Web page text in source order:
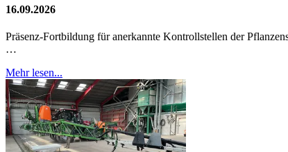
16.09.2026
Präsenz-Fortbildung für anerkannte Kontrollstellen der
…
Mehr lesen...